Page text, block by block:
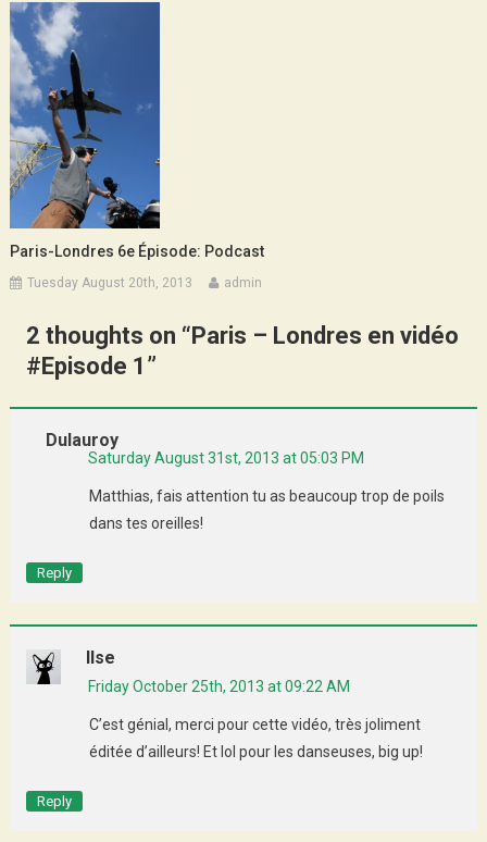
Paris-Londres 6e Épisode: Podcast
Tuesday August 20th, 2013 admin
2 thoughts on “Paris – Londres en vidéo
#Episode 1 ”
Dulauroy
Saturday August 31st, 2013 at 05:03 PM
Matthias, fais attention tu as beaucoup trop de poils
dans tes oreilles!
Reply
Ilse
Friday October 25th, 2013 at 09:22 AM
C’est génial, merci pour cette vidéo, très joliment
éditée d’ailleurs! Et lol pour les danseuses, big up!
Reply